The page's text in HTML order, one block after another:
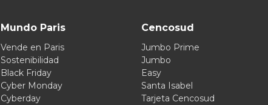
Mundo Paris
Vende en Paris
Sostenibilidad
Black Friday
Cyber Monday
Cyberday
Cencosud
Jumbo Prime
Jumbo
Easy
Santa Isabel
Tarjeta Cencosud